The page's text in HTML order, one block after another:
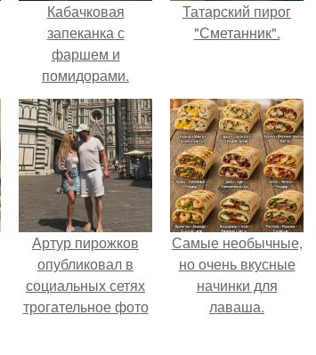
Кабачковая
запеканка с
фаршем и
помидорами.
Татарский пирог
"Сметанник".
Артур пирожков
опубликовал в
социальных сетях
трогательное фото
Самые необычные,
но очень вкусные
начинки для
лаваша.